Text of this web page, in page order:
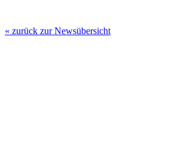
« zurück zur Newsübersicht